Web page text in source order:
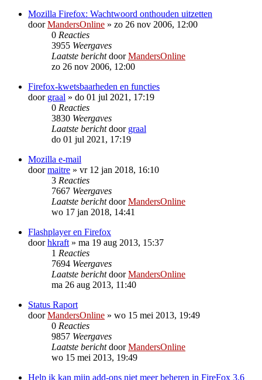
Mozilla Firefox: Wachtwoord onthouden uitzetten
doorMandersOnline » zo 26 nov 2006, 12:00
0 Reacties
3955 Weergaves
Laatste berichtdoorMandersOnline
zo 26 nov 2006, 12:00
Firefox-kwetsbaarheden en functies
door graal » do 01 jul 2021, 17:19
0 Reacties
3830 Weergaves
Laatste berichtdoor graal
do 01 jul 2021, 17:19
Mozilla e-mail
doormaitre » vr 12 jan 2018, 16:10
3 Reacties
7667 Weergaves
Laatste berichtdoorMandersOnline
wo 17 jan 2018, 14:41
Flashplayer en Firefox
doorhkraft » ma 19 aug 2013, 15:37
1 Reacties
7694 Weergaves
Laatste berichtdoorMandersOnline
ma 26 aug 2013, 11:40
Status Raport
doorMandersOnline » wo 15 mei 2013, 19:49
0 Reacties
9857 Weergaves
Laatste berichtdoorMandersOnline
wo 15 mei 2013, 19:49
Help ik kan mijn add-ons niet meer beheren in FireFox 3.6